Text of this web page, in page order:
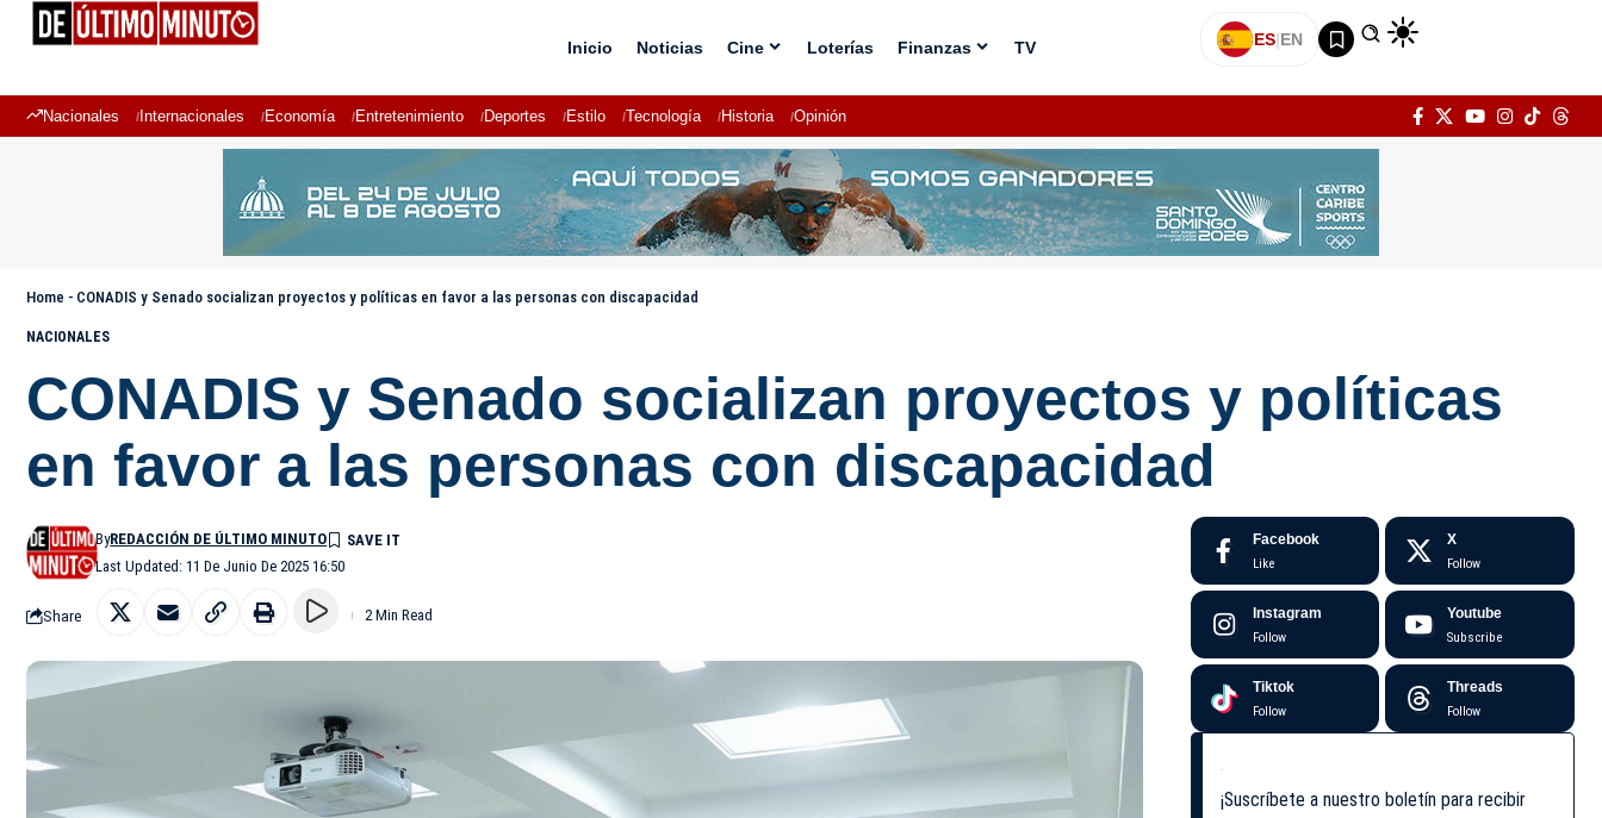
Inicio Noticias Cine Loterías Finanzas TV ES|EN
Nacionales Internacionales Economía Entretenimiento Deportes Estilo Tecnología Historia Opinión
Home - CONADIS y Senado socializan proyectos y políticas en favor a las personas con discapacidad
NACIONALES
CONADIS y Senado socializan proyectos y políticas
en favor a las personas con discapacidad
Last Updated: 11 De Junio De 2025 16:50
ByREDACCIÓN DE ÚLTIMO MINUTO
Share 2 Min Read
Facebook
Like
X
Follow
Instagram
Follow
Youtube
Subscribe
Tiktok
Follow
Threads
Follow
¡Suscríbete a nuestro boletín para recibir